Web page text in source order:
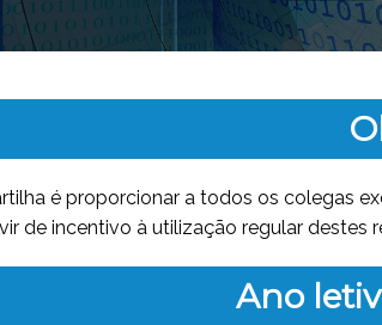
é proporcionar a todos os colegas
de incentivo à utilização regular destes
Ano